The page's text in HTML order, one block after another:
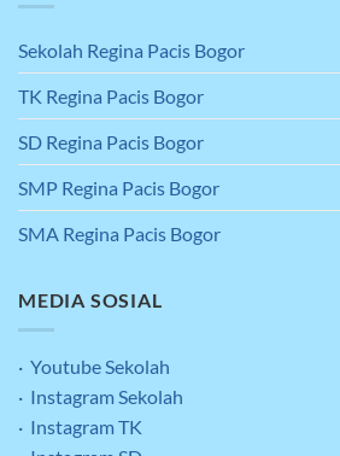
Sekolah Regina Pacis Bogor
TK Regina Pacis Bogor
SD Regina Pacis Bogor
SMP Regina Pacis Bogor
SMA Regina Pacis Bogor
MEDIA SOSIAL
· Youtube Sekolah
· Instagram Sekolah
· Instagram TK